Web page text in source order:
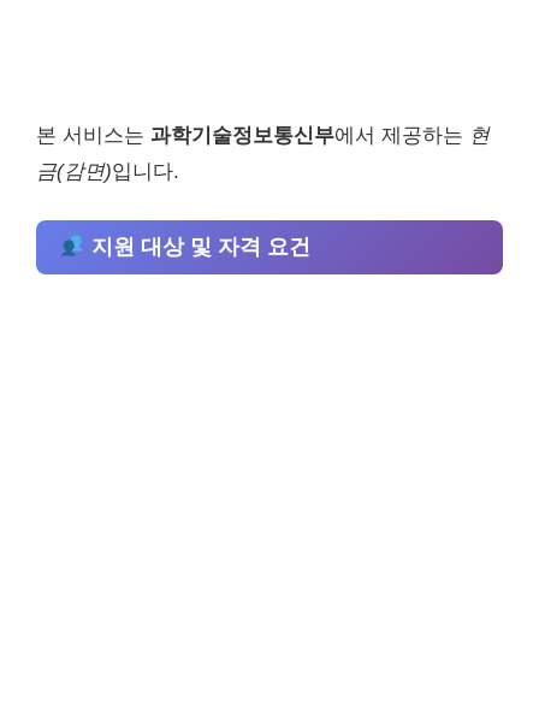
본 서비스는 과학기술정보통신부에서 제공하는 현
금(감면)입니다.
지원 대상 및 자격 요건